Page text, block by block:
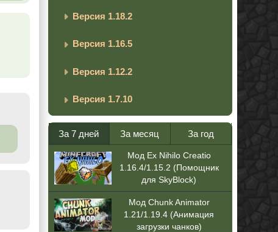
Версия 1.18.2
Версия 1.16.5
Версия 1.12.2
Версия 1.7.10
За 7 дней За месяц За год
Мод Ex Nihilo Creatio
1.16.4/1.15.2 (Помощник
для SkyBlock)
Мод Chunk Animator
1.21/1.19.4 (Анимация
загрузки чанков)